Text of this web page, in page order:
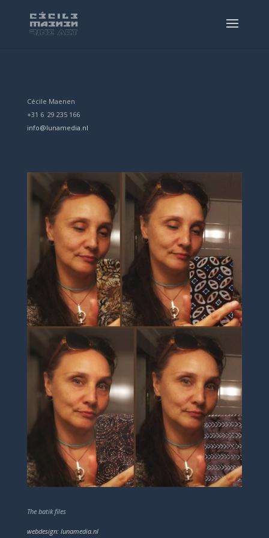
Cécile Maenen
+31 6 29 235 166
info@lunamedia.nl
The batik files
webdesign: lunamedia.nl